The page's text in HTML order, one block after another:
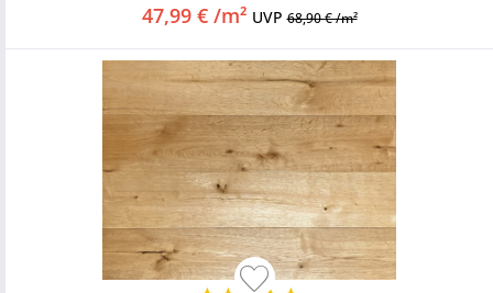
47,99 € /m² UVP68,90 € /m²